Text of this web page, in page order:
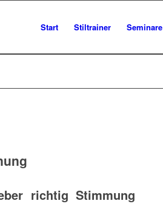
Start Stiltrainer Seminare
richtig Stimmung